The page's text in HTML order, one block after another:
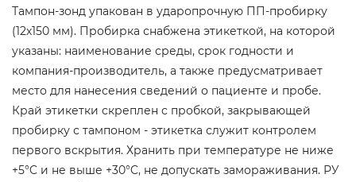
Тампон-зонд упакован в ударопрочную ПП-пробирку
(12х150 мм). Пробирка снабжена этикеткой, на которой
указаны: наименование среды, срок годности и
компания-производитель, а также предусматривает
место для нанесения сведений о пациенте и пробе.
Край этикетки скреплен с пробкой, закрывающей
пробирку с тампоном - этикетка служит контролем
первого вскрытия. Хранить при температуре не ниже
+5°C и не выше +30°C, не допускать замораживания. РУ